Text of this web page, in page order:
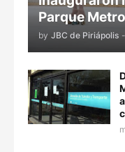
Parque
by JBC de Piriápolis -